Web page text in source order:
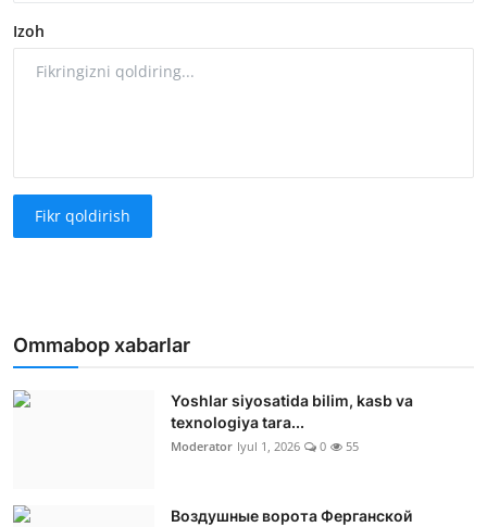
Izoh
Fikr qoldirish
Ommabop xabarlar
Yoshlar siyosatida bilim, kasb va
texnologiya tara...
Moderator Iyul 1, 2026 0 55
Воздушные ворота Ферганской